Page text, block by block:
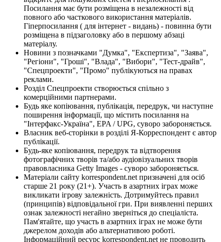
Посилання має бути розміщена в незалежності від
повного або часткового використання матеріалів.
Гіперпосилання ( для інтернет - видань) - повинна бути
розміщена в підзаголовку або в першому абзаці
матеріалу.
Новини з позначками "Думка", "Експертиза", "Заява",
"Регіони", "Гроші", "Влада", "Вибори", "Тест-драйв",
"Спецпроекти", "Промо" публікуються на правах
реклами.
Розділ Спецпроекти створюється спільно з
комерційними партнерами.
Будь яке копіювання, публікація, передрук, чи наступне
поширення інформації, що містить посилання на
"Інтерфакс-Україна", EPA / UPG, суворо забороняється.
Власник веб-сторінки в розділі Я-Корреспондент є автор
публікації.
Будь-яке копіювання, передрук та відтворення
фотографічних творів та/або аудіовізуальних творів
правовласника Getty Images - суворо забороняється.
Матеріали сайту korrespondent.net призначені для осіб
старше 21 року (21+). Участь в азартних іграх може
викликати ігрову залежність. Дотримуйтесь правил
(принципів) відповідальної гри. При виявленні перших
ознак залежності негайно зверніться до спеціаліста.
Пам'ятайте, що участь в азартних іграх не може бути
джерелом доходів або альтернативою роботі.
Інформаційний ресурс korrespondent.net не проводить